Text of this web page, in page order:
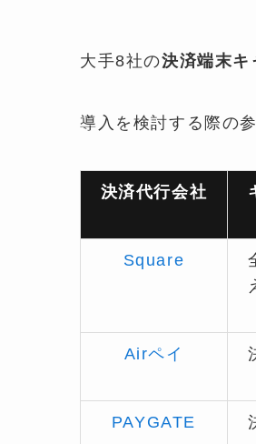
大手8社の決済端末キ
導入を検討する際の
決済代行会社
Square
Airペイ
PAYGATE